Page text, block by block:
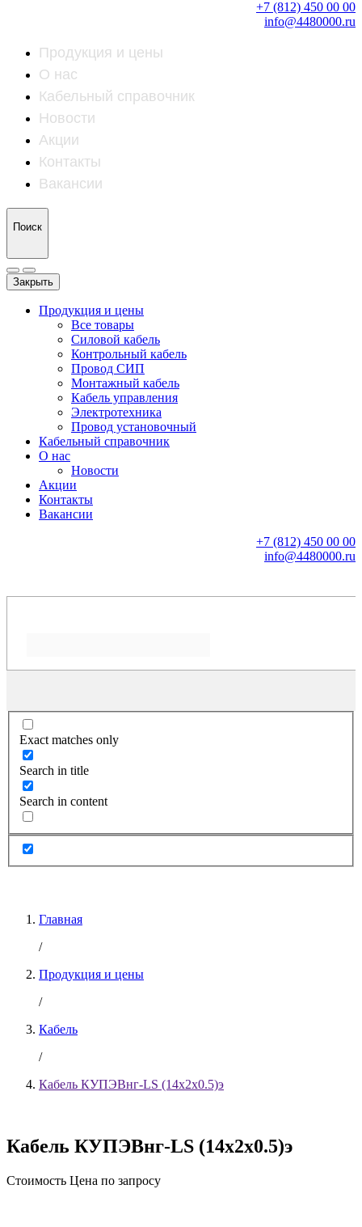
+7 (812) 450 00 00
info@4480000.ru
Продукция и цены
О нас
Кабельный справочник
Новости
Акции
Контакты
Вакансии
Поиск
Закрыть
Продукция и цены
Все товары
Силовой кабель
Контрольный кабель
Провод СИП
Монтажный кабель
Кабель управления
Электротехника
Провод установочный
Кабельный справочник
О нас
Новости
Акции
Контакты
Вакансии
+7 (812) 450 00 00
info@4480000.ru
Exact matches only
Search in title
Search in content
Главная
/
Продукция и цены
/
Кабель
/
Кабель КУПЭВнг-LS (14х2х0.5)э
Кабель КУПЭВнг-LS (14х2х0.5)э
Стоимость Цена по запросу